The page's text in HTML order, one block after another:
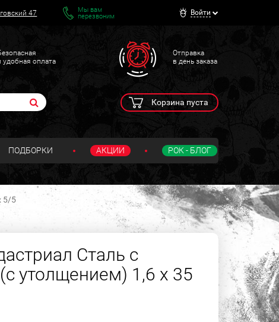
47
Мы вам
перезвоним
Войти
удобная оплата
Отправка
в день заказа
Корзина пуста
ПОДБОРКИ АКЦИИ РОК - БЛОГ
5/5
Сталь с
утолщением) 1,6 х 35